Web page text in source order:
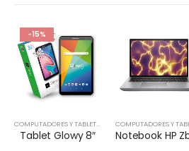
TABLETA
-15%
COMPUTADORES Y TABLETS TABLETA
Tablet Glowy 8″